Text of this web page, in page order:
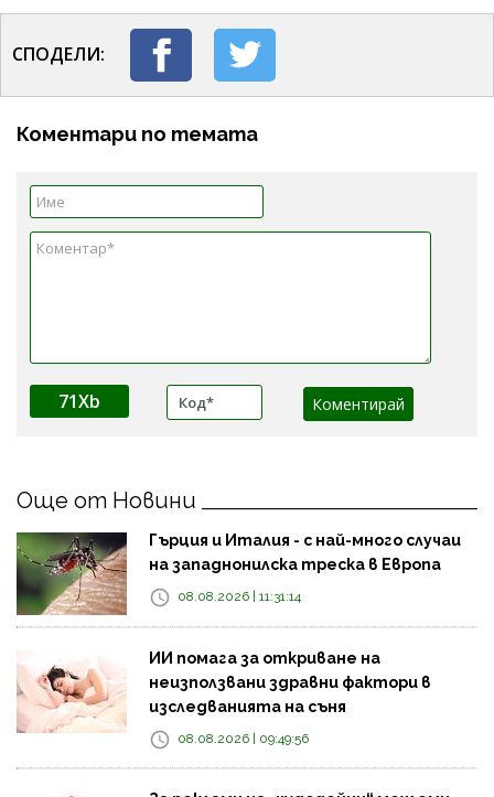
СПОДЕЛИ:
Коментари по темата
71Xb
Още от Новини
Гърция и Италия - с най-много случаи
на западнонилска треска в Европа
08.08.2026 | 11:31:14
ИИ помага за откриване на
неизползвани здравни фактори в
изследванията на съня
08.08.2026 | 09:49:56